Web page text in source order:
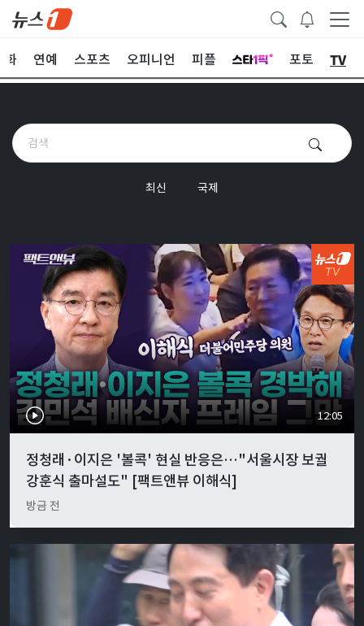
화 연예 스포츠 오피니언 피플 포토 TV
최신 국제
12:05
정청래·이지은 '볼콕' 현실 반응은…"서울시장 보궐
강훈식 출마설도" [팩트앤뷰 이해식]
방금 전